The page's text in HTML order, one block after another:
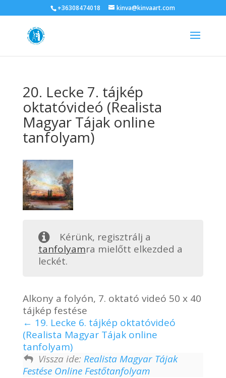
+36308474018 kinva@kinvaart.com
20. Lecke 7. tájkép
oktatóvideó (Realista
Magyar Tájak online
tanfolyam)
Kérünk, regisztrálj a
tanfolyamra mielőtt elkezded a
leckét.
Alkony a folyón, 7. oktató videó 50 x 40
tájkép festése
19. Lecke 6. tájkép oktatóvideó
(Realista Magyar Tájak online
tanfolyam)
Vissza ide: Realista Magyar Tájak
Festése Online Festőtanfolyam